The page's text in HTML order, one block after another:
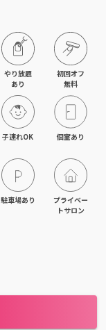
やり放題
あり
初回オフ
無料
子連れOK 個室あり
駐車場あり
プライベー
トサロン